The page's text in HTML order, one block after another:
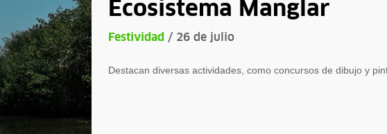
Ecosistema Manglar
Festividad / 26 de julio
Destacan diversas actividades, como concursos de dibujo y